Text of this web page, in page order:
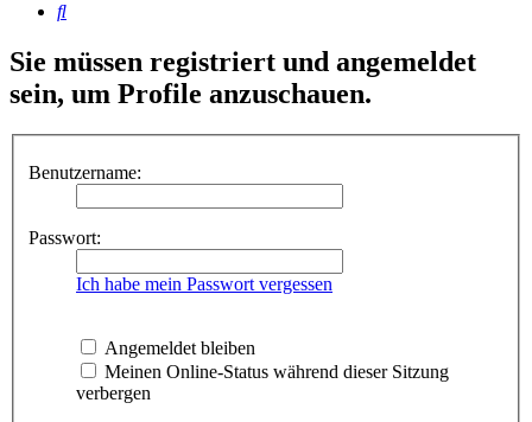
Suche
Sie müssen registriert und angemeldet
sein, um Profile anzuschauen.
Benutzername:
Passwort:
Ich habe mein Passwort vergessen
Angemeldet bleiben
Meinen Online-Status während dieser Sitzung
verbergen